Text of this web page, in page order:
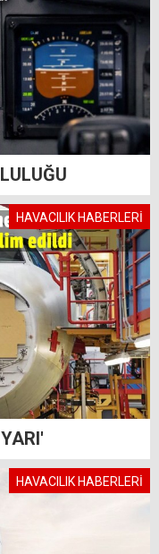
HAVACILIK HABERLERİ
HAVACILIK HABERLERİ